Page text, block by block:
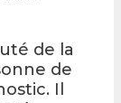
de la
de
Il